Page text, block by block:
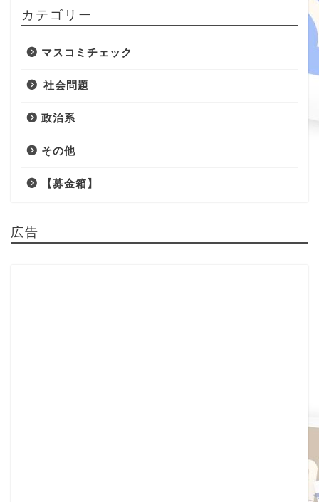
カテゴリー
マスコミチェック
社会問題
政治系
その他
【募金箱】
広告